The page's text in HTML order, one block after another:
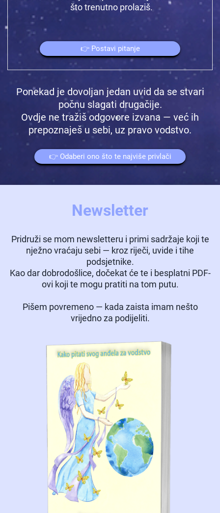
što trenutno prolaziš.
👉 Postavi pitanje
Ponekad je dovoljan jedan uvid da se stvari
počnu slagati drugačije.
Ovdje ne tražiš odgovore izvana — već ih
prepoznaješ u sebi, uz pravo vodstvo.
👉 Odaberi ono što te najviše privlači
Newsletter
Pridruži se mom newsletteru i primi sadržaje koji te
nježno vraćaju sebi — kroz riječi, uvide i tihe
podsjetnike.
Kao dar dobrodošlice, dočekat će te i besplatni PDF-
ovi koji te mogu pratiti na tom putu.
Pišem povremeno — kada zaista imam nešto
vrijedno za podijeliti.